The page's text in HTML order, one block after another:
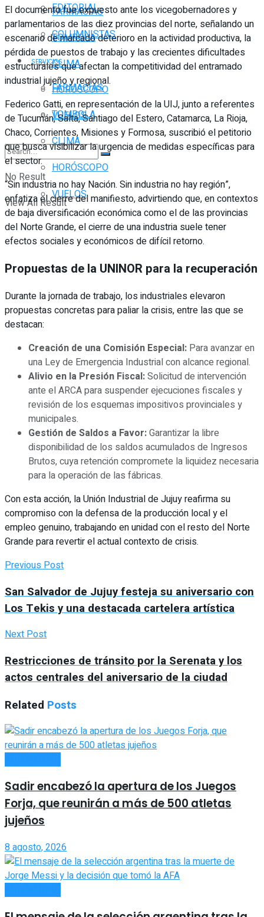
FARMACIAS
TOMBOLA
CLIMA
HORÓSCOPO
VUELOS
No Result
View All Result
EDITORIAL
COLUMNISTAS
SERVICIOS
FARMACIAS
TOMBOLA
CLIMA
HORÓSCOPO
VUELOS
El documento fue expuesto ante los vicegobernadores y
parlamentarios de las diez provincias del norte, señalando un
escenario de marcado deterioro en la actividad productiva, la
pérdida de puestos de trabajo y las crecientes dificultades
estructurales que afectan la competitividad del entramado
industrial jujeño y regional.
Federico Gatti, en representación de la UIJ, junto a referentes
de Tucumán, Salta, Santiago del Estero, Catamarca, La Rioja,
Chaco, Corrientes, Misiones y Formosa, suscribió el petitorio
que busca visibilizar la urgencia de medidas específicas para
el sector.
“Sin industria no hay Nación. Sin industria no hay región”,
enfatiza el cierre del manifiesto, advirtiendo que, en contextos
de baja diversificación económica como el de las provincias
del Norte Grande, el cierre de una industria suele tener
efectos sociales y económicos de difícil retorno.
Propuestas de la UNINOR para la recuperación
Durante la jornada de trabajo, los industriales elevaron
propuestas concretas para paliar la crisis, entre las que se
destacan:
Creación de una Comisión Especial: Para avanzar en
una Ley de Emergencia Industrial con alcance regional.
Alivio en la Presión Fiscal:Solicitud de intervención
ante el ARCA para suspender ejecuciones fiscales y
revisión de los esquemas impositivos provinciales y
municipales.
Gestión de Saldos a Favor:Garantizar la libre
disponibilidad de los saldos acumulados de Ingresos
Brutos, cuya retención compromete la liquidez necesaria
para la operación de las fábricas.
Con esta acción, la Unión Industrial de Jujuy reafirma su
compromiso con la defensa de la producción local y el
empleo genuino, trabajando en unidad con el resto del Norte
Grande para revertir el actual contexto de crisis.
Previous Post
San Salvador de Jujuy festeja su aniversario con
Los Tekis y una destacada cartelera artística
Next Post
Restricciones de tránsito por la Serenata y los
actos centrales del aniversario de la ciudad
Related Posts
Sadir encabezó la apertura de los Juegos
Forja, que reunirán a más de 500 atletas
jujeños
8 agosto, 2026